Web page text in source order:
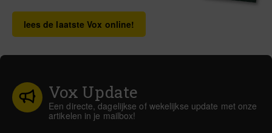
lees de laatste Vox online!
Vox Update
Een directe, dagelijkse of wekelijkse update met onze
artikelen in je mailbox!